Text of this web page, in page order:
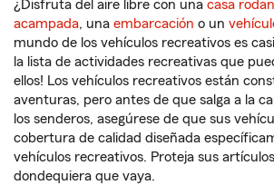
¿Disfruta del aire libre con una casa
acampada, una embarcación o un
mundo de los vehículos recreativos es
la lista de actividades recreativas que
ellos! Los vehículos recreativos están
aventuras, pero antes de que salga a la
los senderos, asegúrese de que sus
cobertura de calidad diseñada
vehículos recreativos. Proteja sus
dondequiera que vaya.